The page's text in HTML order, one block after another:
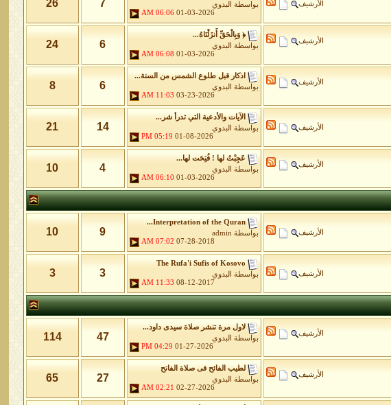
الأرشيف
بواسطة
البدوي
01-03-2026
06:06 AM
7
26
الأرشيف
﴿ وَبِالْحَقِّ أَنزَلْنَاهُ...
بواسطة
البدوي
01-03-2026
06:08 AM
6
24
الأرشيف
اذكار قبل طلوع الشمس من السنة...
بواسطة
البدوي
03-23-2026
11:03 AM
6
8
الأرشيف
الآيات والأدعية التي تدرأ شر...
بواسطة
البدوي
01-08-2026
05:19 PM
14
21
الأرشيف
عَجِبْتُ لها ! فُتِحَت لها...
بواسطة
البدوي
01-03-2026
06:10 AM
4
10
الأرشيف
Interpretation of the Quran...
بواسطة admin
07-28-2018
07:02 AM
9
10
الأرشيف
The Rufa'i Sufis of Kosovo
بواسطة
البدوي
08-12-2017
11:33 AM
3
3
الأرشيف
لاول مرة تنشر صلاة سيدى داود...
بواسطة
البدوي
01-27-2026
04:29 PM
47
114
الأرشيف
لطيب الفائح فى صلاة الفاتح
بواسطة
البدوي
02-27-2026
02:21 AM
27
65